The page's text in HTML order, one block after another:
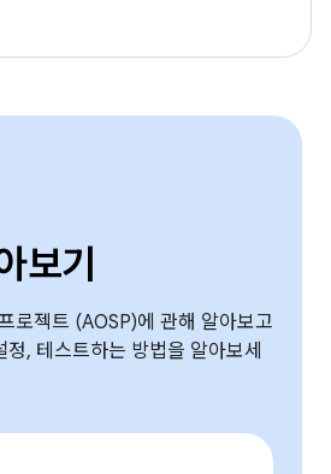
보기
로젝트 (AOSP)에 관해 알아보고
, 테스트하는 방법을 알아보세